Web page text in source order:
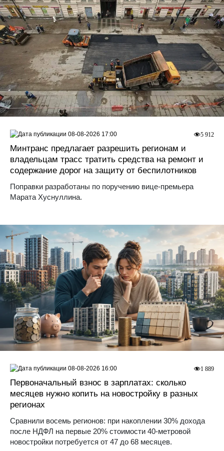
Минтранс предлагает разрешить регионам и
владельцам трасс тратить средства на ремонт и
содержание дорог на защиту от беспилотников
Поправки разработаны по поручению вице-премьера
Марата Хуснуллина.
5 912
08-08-2026 17:00
Первоначальный взнос в зарплатах: сколько
месяцев нужно копить на новостройку в разных
регионах
Сравнили восемь регионов: при накоплении 30% дохода
после НДФЛ на первые 20% стоимости 40-метровой
новостройки потребуется от 47 до 68 месяцев.
1 889
08-08-2026 16:00